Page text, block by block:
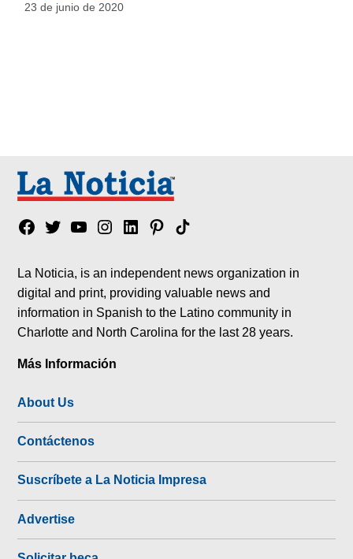
23 de junio de 2020
Facebook
TwitterYouTubeInstagram
LinkedinPinterest
Tik
La Noticia, is an independent news organization in
digital and print, providing valuable news and
information in Spanish to the Latino community in
Charlotte and North Carolina for the last 28 years.
Más Información
About Us
Contáctenos
Suscríbete a La Noticia Impresa
Advertise